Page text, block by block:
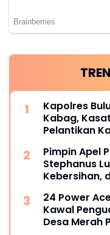
Kapolres
Kabag,
Pelantikan
Pimpin Apel
Stephanus
Kebersihan,
24 Power
Kawal
Desa Merah